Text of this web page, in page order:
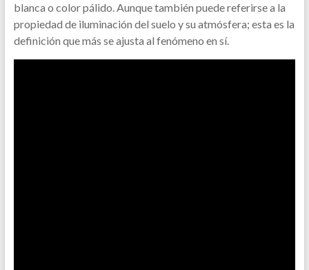
blanca o color pálido. Aunque también puede referirse a la
propiedad de iluminación del suelo y su atmósfera; esta es la
definición que más se ajusta al fenómeno en sí.